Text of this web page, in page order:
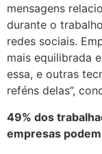
mensagens
durante o
redes sociais.
mais equilibrada
essa, e outras
reféns delas”,
49% dos
empresas